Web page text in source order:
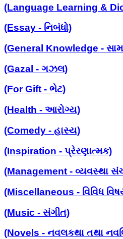
(Language Learning &
(Essay - નિબંધો)
(General Knowledge -
(Gazal - ગઝલ)
(For Gift - ભેટ)
(Health - આરોગ્ય)
(Comedy - હાસ્ય)
(Inspiration - પ્રેરણાત્મક)
(Management - વ્યવસ્થા
(Miscellaneous - વિવિધ
(Music - સંગીત)
(Novels - નવલકથા તથા